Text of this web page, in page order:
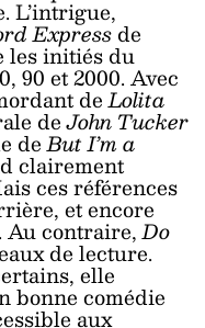
L’intrigue,
Expressde
les initiés du
90 et 2000. Avec
deLolita
deJohn Tucker
deBut I’m a
clairement
ces références
et encore
Au contraire,Do
de lecture.
elle
bonne comédie
aux